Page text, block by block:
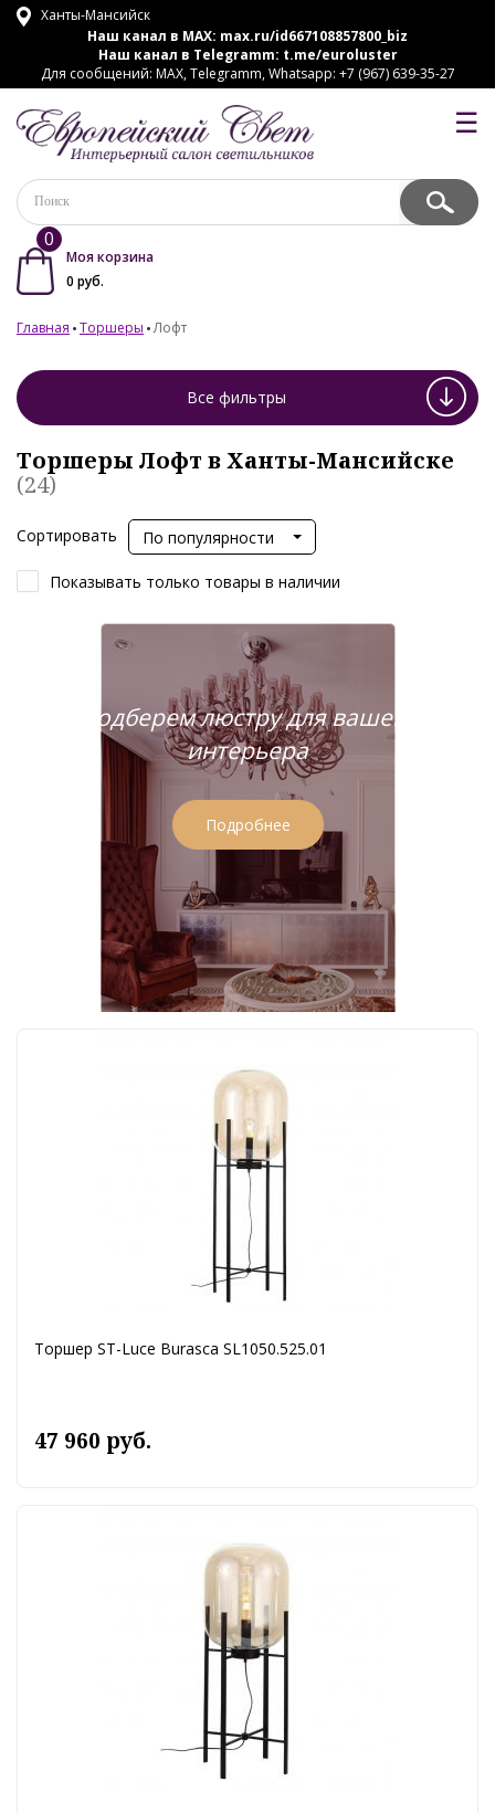
Ханты-Мансийск
Наш канал в MAX: max.ru/id667108857800_biz
Наш канал в Telegramm: t.me/euroluster
Для сообщений: MAX, Telegramm, Whatsapp: +7 (967) 639-35-27
☰
0
Моя корзина
0 руб.
Главная Торшеры Лофт
Все фильтры
Торшеры Лофт в Ханты-Мансийске
(24)
Сортировать По популярности
Показывать только товары в наличии
Подберем люстру для вашего
интерьера
Подробнее
Торшер ST-Luce Burasca SL1050.525.01
47 960 руб.